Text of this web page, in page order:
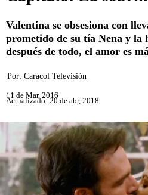
Valentina se obsesiona con
prometido de su tía Nena y la
después de todo, el amor es
Por: Caracol Televisión
11 de Mar, 2016
Actualizado: 20 de abr, 2018